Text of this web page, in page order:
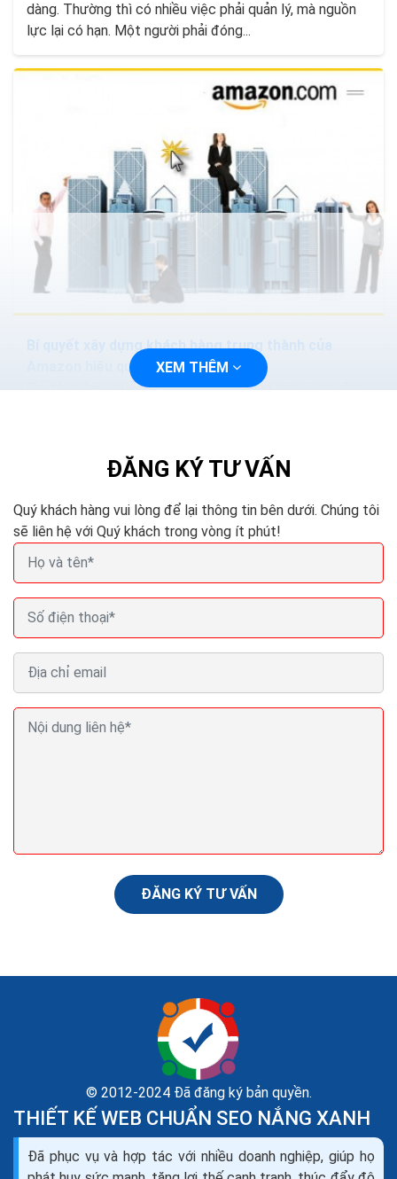
dàng. Thường thì có nhiều việc phải quản lý, mà nguồn
lực lại có hạn. Một người phải đóng...
Bí quyết xây dựng khách hàng trung thành của
Amazon hiệu quả
Giải pháp hiệu quả nhất trong tình huống này là xác định
345 kỹ năng thiết yếu trong dịch vụ khách hàng hiệu
quả nhất
XEM THÊM
ĐĂNG KÝ TƯ VẤN
Quý khách hàng vui lòng để lại thông tin bên dưới. Chúng tôi
sẽ liên hệ với Quý khách trong vòng ít phút!
ĐĂNG KÝ TƯ VẤN
© 2012-2024 Đã đăng ký bản quyền.
THIẾT KẾ WEB CHUẨN SEO NẮNG XANH
Đã phục vụ và hợp tác với nhiều doanh nghiệp, giúp họ